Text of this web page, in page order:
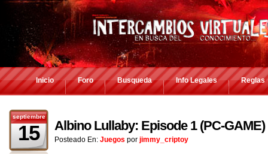
Inicio Foro Busqueda Info Legales Reglas
septiembre
15 Albino Lullaby: Episode 1 (PC-GAME)
Posteado En: Juegos por jimmy_criptoy